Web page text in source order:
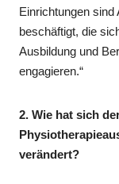
Einrichtungen sind
beschäftigt, die
Ausbildung und
engagieren.“
2. Wie hat sich
verändert?